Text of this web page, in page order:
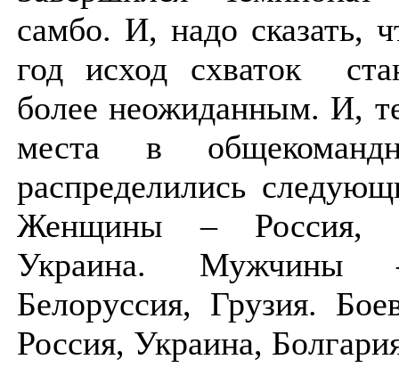
самбо. И, надо сказать,
год исход схваток
более неожиданным. И,
места в
распределились
Женщины – Россия,
Украина. Мужчины
Белоруссия, Грузия.
Россия, Украина,